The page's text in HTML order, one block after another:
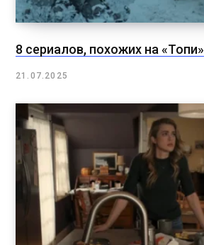
8 сериалов, похожих на «Топи»
21.07.2025